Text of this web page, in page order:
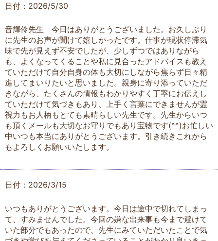
日付：2026/5/30
音輝伶先生 今日はありがとうございました。お久しぶり
に先生のお声が聞けて嬉しかったです。仕事が現状停滞気
味で先が見えず不安でしたが、少しずつではありながら
も、よくなってくることや私に見合ったアドバイスも教え
ていただけて自分自身の体も大切にしながら焦らず日々精
進してまいりたいと思いました。親身に寄り添っていただ
きながら、たくさんの情報もわかりやすく丁寧にお伝えし
ていただけて気づきもあり、上手く言葉にできませんが霊
視力もお人柄もとても素晴らしい先生です。先生からいつ
も頂くメールも大切なお守りでもあり宝物です(^^)お忙しい
中いつも本当にありがとうございます。引き続きこれから
もよろしくお願いいたします。
日付：2026/3/15
いつもありがとうございます。今日は途中で切れてしまっ
て、すみませんでした。今回の嫌な出来事も今まで避けて
いた部分でもあったので、先生にみていただいたことで気